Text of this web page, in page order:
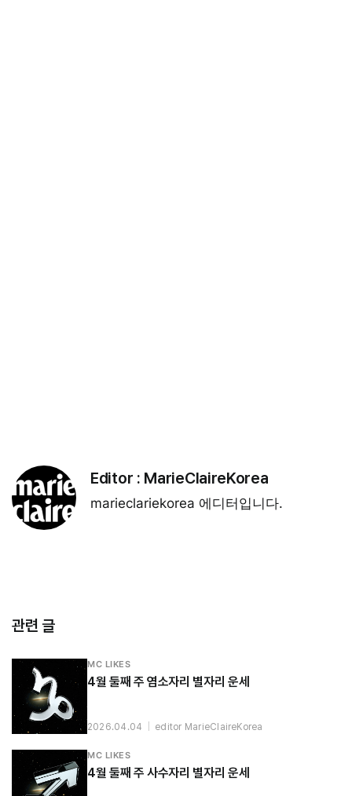
Editor : MarieClaireKorea
marieclariekorea 에디터입니다.
관련 글
MC LIKES
4월 둘째 주 염소자리 별자리 운세
2026.04.04 editor MarieClaireKorea
MC LIKES
4월 둘째 주 사수자리 별자리 운세